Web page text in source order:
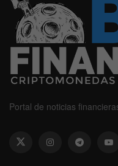
Portal de noticias